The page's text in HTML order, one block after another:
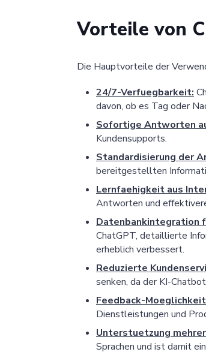
Vorteile von
Die Hauptvorteile der
24/7-Verfuegbarkeit:
davon, ob es Tag oder
Sofortige Antworten
Kundensupports.
Standardisierung der
bereitgestellten
Lernfaehigkeit aus
Antworten und
Datenbankintegration
ChatGPT, detaillierte
erheblich verbessert.
Reduzierte
senken, da der KI-
Feedback-
Dienstleistungen und
Unterstuetzung
Sprachen und ist damit